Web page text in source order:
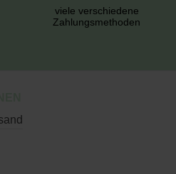
viele verschiedene
Zahlungsmethoden